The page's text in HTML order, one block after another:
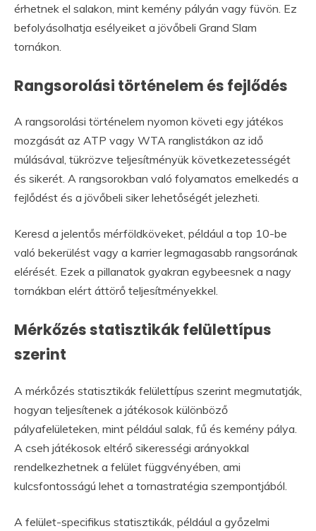
érhetnek el salakon, mint kemény pályán vagy füvön. Ez
befolyásolhatja esélyeiket a jövőbeli Grand Slam
tornákon.
Rangsorolási történelem és fejlődés
A rangsorolási történelem nyomon követi egy játékos
mozgását az ATP vagy WTA ranglistákon az idő
múlásával, tükrözve teljesítményük következetességét
és sikerét. A rangsorokban való folyamatos emelkedés a
fejlődést és a jövőbeli siker lehetőségét jelezheti.
Keresd a jelentős mérföldköveket, például a top 10-be
való bekerülést vagy a karrier legmagasabb rangsorának
elérését. Ezek a pillanatok gyakran egybeesnek a nagy
tornákban elért áttörő teljesítményekkel.
Mérkőzés statisztikák felülettípus
szerint
A mérkőzés statisztikák felülettípus szerint megmutatják,
hogyan teljesítenek a játékosok különböző
pályafelületeken, mint például salak, fű és kemény pálya.
A cseh játékosok eltérő sikerességi arányokkal
rendelkezhetnek a felület függvényében, ami
kulcsfontosságú lehet a tornastratégia szempontjából.
A felület-specifikus statisztikák, például a győzelmi